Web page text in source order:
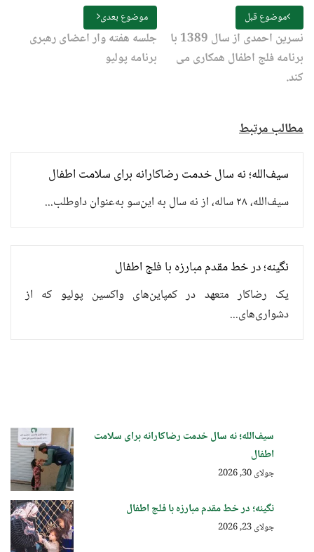
موضوع قبل
نسرین احمدی از سال 1389 با
برنامه فلج اطفال همکاری می
کند.
موضوع بعدی
جلسه هفته وار اعضای رهبری
برنامه پولیو
مطالب مرتبط
سیف‌الله؛ نه سال خدمت رضاکارانه برای سلامت اطفال
سیف‌الله، ۲۸ ساله، از نه سال به این‌سو به‌عنوان داوطلب...
نگینه؛ در خط مقدم مبارزه با فلج اطفال
یک رضاکار متعهد در کمپاین‌های واکسین پولیو که از
دشواری‌های...
سیف‌الله؛ نه سال خدمت رضاکارانه برای سلامت
اطفال
جولای 30, 2026
نگینه؛ در خط مقدم مبارزه با فلج اطفال
جولای 23, 2026